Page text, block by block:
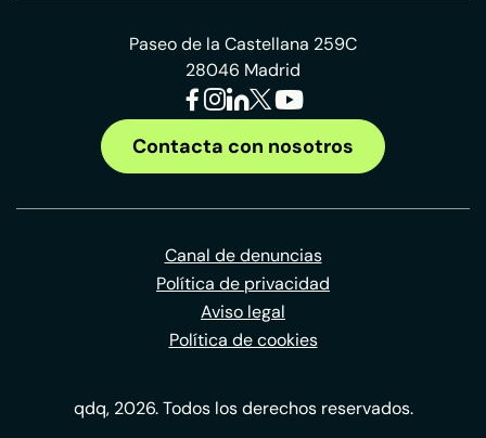
Paseo de la Castellana 259C
28046 Madrid
Contacta con nosotros
Canal de denuncias
Política de privacidad
Aviso legal
Política de cookies
qdq, 2026. Todos los derechos reservados.